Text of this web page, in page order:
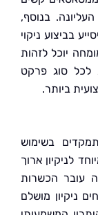
בנוסף,
ניקוי
לזהות
פרקט
ארוך
מושלם